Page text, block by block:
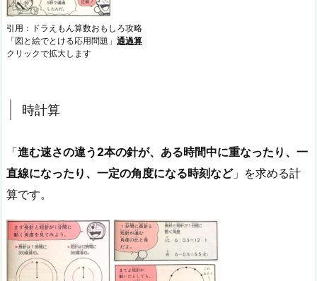
引用：ドラえもん算数おもしろ攻略
「図と絵でとける応用問題」 通過算
クリックで拡大します
時計算
「進む速さの違う2本の針が、ある時間中に重なったり、一
直線になったり、一定の角度になる時刻など」を求める計
算です。